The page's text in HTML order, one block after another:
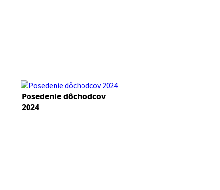
Posedenie dôchodcov
2024